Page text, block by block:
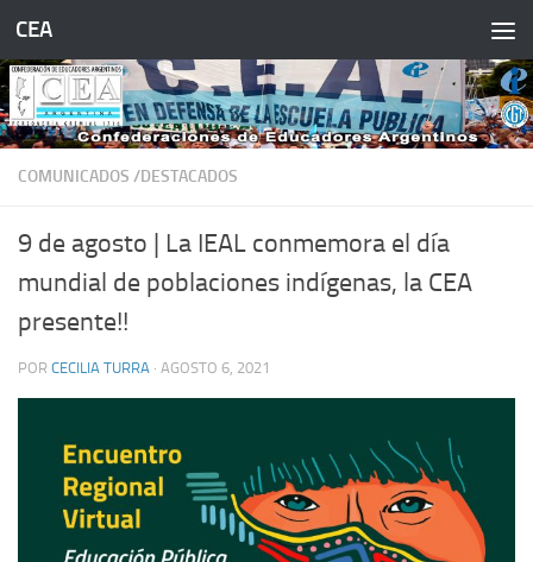
Saltar al contenido
CEA
COMUNICADOS /DESTACADOS
9 de agosto | La IEAL conmemora el día
mundial de poblaciones indígenas, la CEA
presente!!
POR CECILIA TURRA · AGOSTO 6, 2021